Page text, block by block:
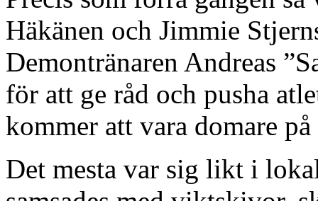
Häkänen och Jimmie
Demontränaren Andreas
för att ge råd och pusha
kommer att vara domare
Det mesta var sig likt i